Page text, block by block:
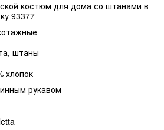
костюм для дома со штанами в
93377
штаны
хлопок
рукавом